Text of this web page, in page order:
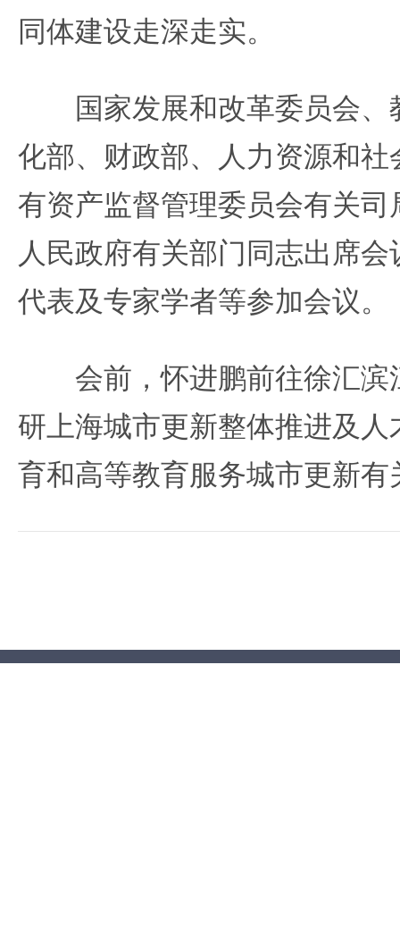
同体建设走深走实。
国家发展和改革委员会、
化部、财政部、人力资源和
有资产监督管理委员会有关
人民政府有关部门同志出席
代表及专家学者等参加会议。
会前，怀进鹏前往徐汇滨
研上海城市更新整体推进及
育和高等教育服务城市更新有